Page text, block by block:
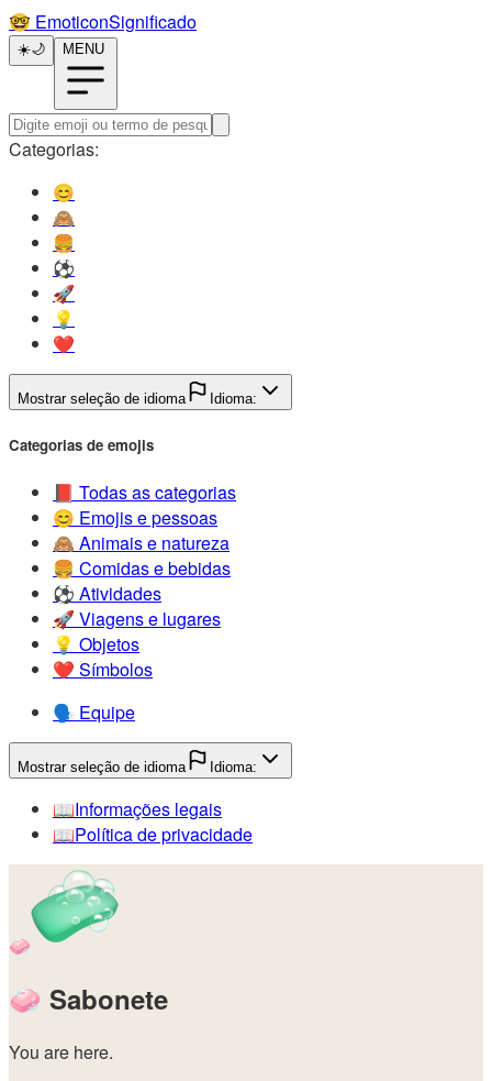
🤓️ EmoticonSignificado
☀️🌙 MENU
Categorias:
😊️
🙈️
🍔️
⚽️
🚀️
💡️
❤️
Mostrar seleção de idioma Idioma:
Categorias de emojis
📕️ Todas as categorias
😊️ Emojis e pessoas
🙈️ Animais e natureza
🍔️ Comidas e bebidas
⚽️ Atividades
🚀️ Viagens e lugares
💡️ Objetos
❤️ Símbolos
🗣️ Equipe
Mostrar seleção de idioma Idioma:
📖️Informações legais
📖️Política de privacidade
🧼
🧼 Sabonete
You are here.